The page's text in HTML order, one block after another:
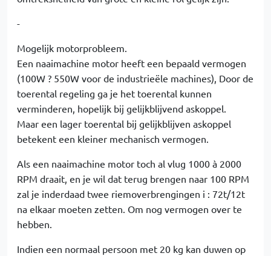
-
Mogelijk motorprobleem.
Een naaimachine motor heeft een bepaald vermogen
(100W ? 550W voor de industrieële machines), Door de
toerental regeling ga je het toerental kunnen
verminderen, hopelijk bij gelijkblijvend askoppel.
Maar een lager toerental bij gelijkblijven askoppel
betekent een kleiner mechanisch vermogen.
Als een naaimachine motor toch al vlug 1000 à 2000
RPM draait, en je wil dat terug brengen naar 100 RPM
zal je inderdaad twee riemoverbrengingen i : 72t/12t
na elkaar moeten zetten. Om nog vermogen over te
hebben.
Indien een normaal persoon met 20 kg kan duwen op